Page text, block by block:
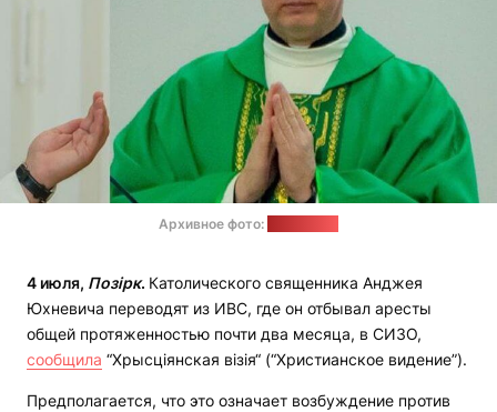
Архивное фото:
4 июля, Позірк. Католического священника Анджея
Юхневича переводят из ИВС, где он отбывал аресты
общей протяженностью почти два месяца, в СИЗО,
сообщила “Хрысціянская візія“ (“Христианское видение”).
Предполагается, что это означает возбуждение против